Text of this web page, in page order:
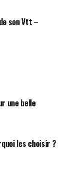
son Vtt –
une belle
les choisir ?